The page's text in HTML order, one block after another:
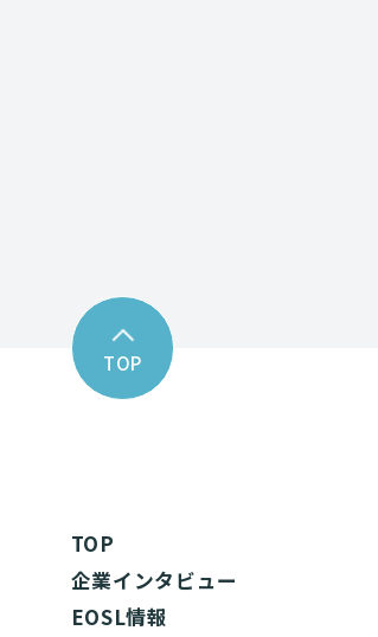
TOP
TOP
企業インタビュー
EOSL情報